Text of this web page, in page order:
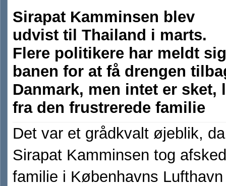
Sirapat Kamminsen blev
udvist til Thailand i marts.
Flere politikere har meldt
banen for at få drengen
Danmark, men intet er sket,
fra den frustrerede familie
Det var et grådkvalt øjeblik,
Sirapat Kamminsen tog
familie i Københavns